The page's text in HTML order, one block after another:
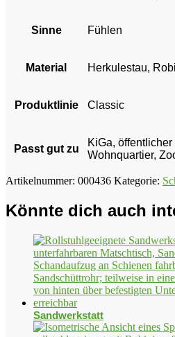
Sinne Fühlen
Material Herkulestau,
Produktlinie Classic
Passt gut zu
KiGa,
Wohnquartier,
Artikelnummer: 000436 Kategorie:
Könnte dich auch
Sandwerkstatt